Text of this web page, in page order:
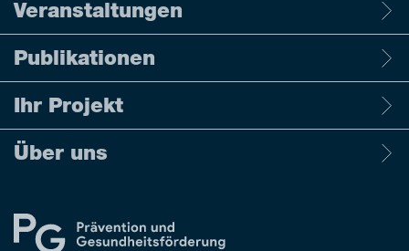
Veranstaltungen
Publikationen
Ihr Projekt
Über uns